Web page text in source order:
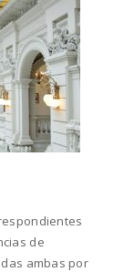
de
ambas por